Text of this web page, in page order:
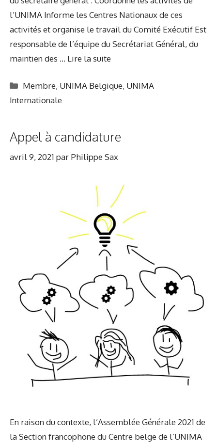
l’UNIMA Informe les Centres Nationaux de ces
activités et organise le travail du Comité Exécutif Est
responsable de l’équipe du Secrétariat Général, du
maintien des … Lire la suite
Catégories
Membre, UNIMA Belgique, UNIMA
Internationale
Appel à candidature
avril 9, 2021 par Philippe Sax
En raison du contexte, l’Assemblée Générale 2021 de
la Section francophone du Centre belge de l’UNIMA